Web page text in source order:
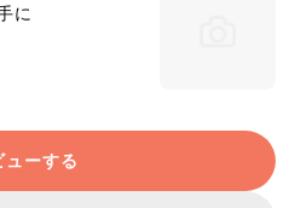
に
ューする